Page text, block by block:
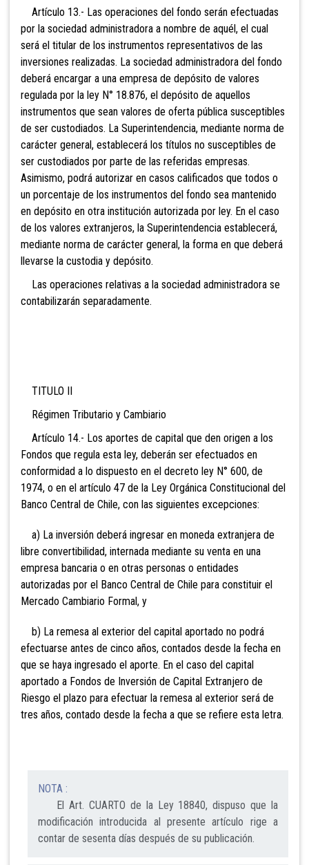
Artículo 13.- Las operaciones del fondo serán efectuadas
por la sociedad administradora a nombre de aquél, el cual
será el titular de los instrumentos representativos de las
inversiones realizadas. La sociedad administradora del fondo
deberá encargar a una empresa de depósito de valores
regulada por la ley N° 18.876, el depósito de aquellos
instrumentos que sean valores de oferta pública susceptibles
de ser custodiados. La Superintendencia, mediante norma de
carácter general, establecerá los títulos no susceptibles de
ser custodiados por parte de las referidas empresas.
Asimismo, podrá autorizar en casos calificados que todos o
un porcentaje de los instrumentos del fondo sea mantenido
en depósito en otra institución autorizada por ley. En el caso
de los valores extranjeros, la Superintendencia establecerá,
mediante norma de carácter general, la forma en que deberá
llevarse la custodia y depósito.
Las operaciones relativas a la sociedad administradora se
contabilizarán separadamente.
TITULO II
Régimen Tributario y Cambiario
Artículo 14.- Los aportes de capital que den origen a los
Fondos que regula esta ley, deberán ser efectuados en
conformidad a lo dispuesto en el decreto ley N° 600, de
1974, o en el artículo 47 de la Ley Orgánica Constitucional del
Banco Central de Chile, con las siguientes excepciones:
a) La inversión deberá ingresar en moneda extranjera de
libre convertibilidad, internada mediante su venta en una
empresa bancaria o en otras personas o entidades
autorizadas por el Banco Central de Chile para constituir el
Mercado Cambiario Formal, y
b) La remesa al exterior del capital aportado no podrá
efectuarse antes de cinco años, contados desde la fecha en
que se haya ingresado el aporte. En el caso del capital
aportado a Fondos de Inversión de Capital Extranjero de
Riesgo el plazo para efectuar la remesa al exterior será de
tres años, contado desde la fecha a que se refiere esta letra.
NOTA :
El Art. CUARTO de la Ley 18840, dispuso que la
modificación introducida al presente artículo rige a
contar de sesenta días después de su publicación.